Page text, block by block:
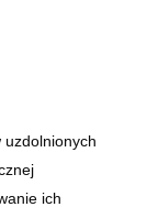
uzdolnionych
ich